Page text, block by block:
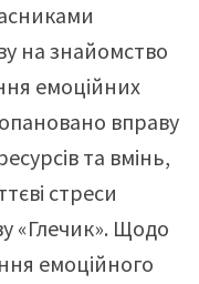
на знайомство
емоційних
вправу
та вмінь,
стреси
«Глечик». Щодо
емоційного